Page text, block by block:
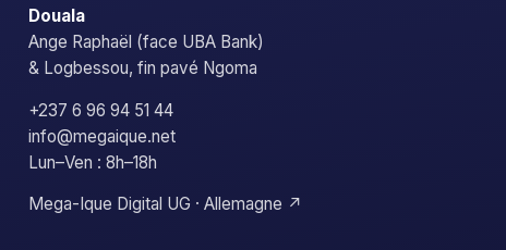
Douala
Ange Raphaël (face UBA Bank)
& Logbessou, fin pavé Ngoma
+237 6 96 94 51 44
info@megaique.net
Lun–Ven : 8h–18h
Mega-Ique Digital UG · Allemagne ↗